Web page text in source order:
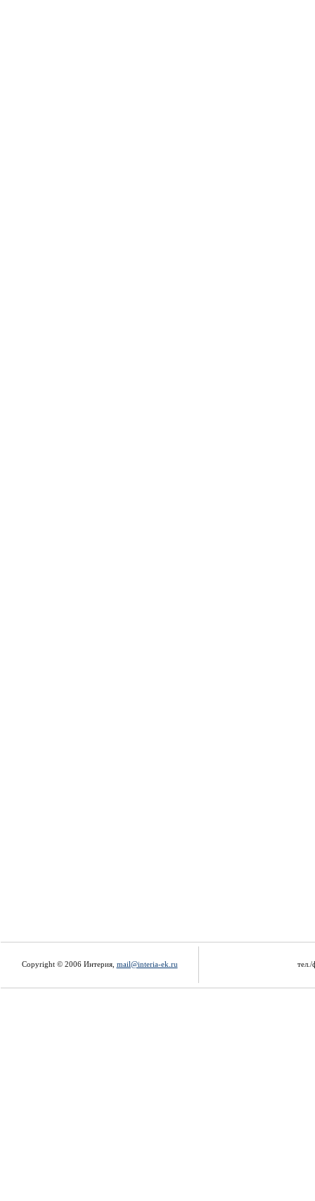
Copyright © 2006 Интерия, mail@interia-ek.ru